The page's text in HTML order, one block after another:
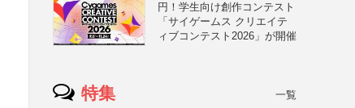
円！学生向け創作コンテスト
「サイゲームス クリエイテ
ィブコンテスト2026」が開催
特集 一覧